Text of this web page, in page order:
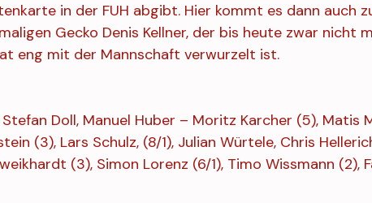
in der FUH abgibt. Hier kommt es dann auch
Gecko Denis Kellner, der bis heute zwar nicht
eng mit der Mannschaft verwurzelt ist.
Stefan Doll, Manuel Huber – Moritz Karcher (5), Matis
(3), Lars Schulz, (8/1), Julian Würtele, Chris
(3), Simon Lorenz (6/1), Timo Wissmann (2),